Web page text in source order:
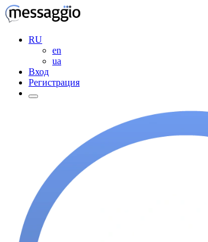
RU
en
ua
Вход
Регистрация